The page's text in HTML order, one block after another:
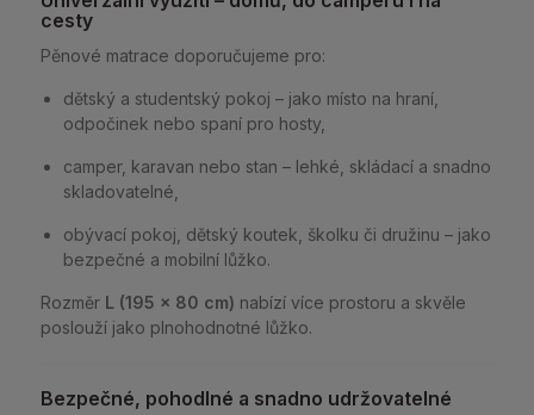
cesty
Pěnové matrace doporučujeme pro:
dětský a studentský pokoj – jako místo na hraní,
odpočinek nebo spaní pro hosty,
camper, karavan nebo stan – lehké, skládací a snadno
skladovatelné,
obývací pokoj, dětský koutek, školku či družinu – jako
bezpečné a mobilní lůžko.
Rozměr L (195 × 80 cm) nabízí více prostoru a skvěle
poslouží jako plnohodnotné lůžko.
Bezpečné, pohodlné a snadno udržovatelné